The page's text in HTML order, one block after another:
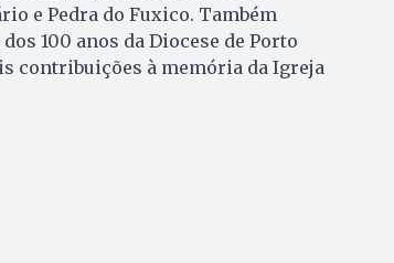
e Pedra do Fuxico. Também
100 anos da Diocese de Porto
contribuições à memória da Igreja